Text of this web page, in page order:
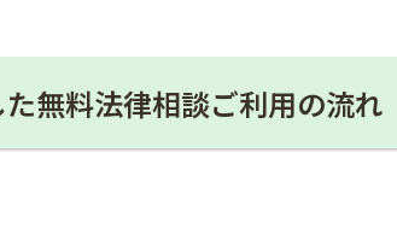
無料法律相談ご利用の流れ